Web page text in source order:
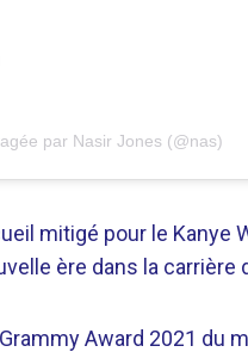
par Nasir Jones (@nas)
mitigé pour le Kanye
ère dans la carrière
Award 2021 du